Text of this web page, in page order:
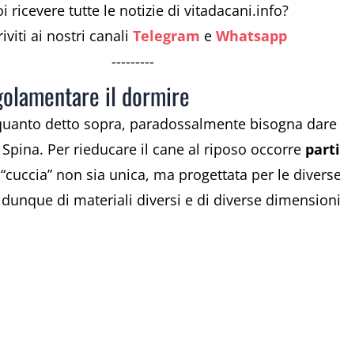
ricevere tutte le notizie di vitadacani.info?
ai nostri canali Telegram e Whatsapp
---------
il dormire
detto sopra, paradossalmente bisogna
Per rieducare il cane al riposo occorre
non sia unica, ma progettata per le
di materiali diversi e di diverse